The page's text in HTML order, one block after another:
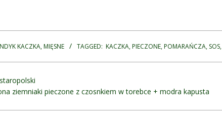
KACZKA,MIĘSNE TAGGED: KACZKA,PIECZONE,POMARAŃCZA, SOS,
ziemniaki pieczone z czosnkiem w torebce + modra kapusta